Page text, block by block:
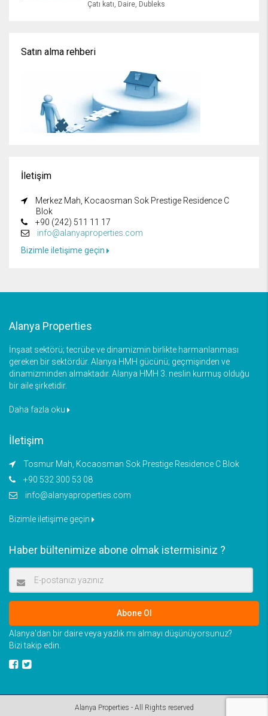
Çatı katı, Daire, Dubleks
Satın alma rehberi
İletişim
Merkez Mah, Kocaosman Sok Prestige Residence C
Blok
+90 (242) 511 11 17
info@alanyaproperties.com
Bizimle iletişime geçin
Alanya Properties
İnşaat sektörü; tecrübe ve dinamizmin birlikte harmanlanması
gereken bir sektördür. Alanya HMH gücünü; geçmişinden ve
dinamizminden almaktadır. Alanya HMH 3. neslin kurmuş olduğu
bir aile şirketidir.
Daha fazla oku
İletişim
Tosmur Mah, Kocaosman Sok Prestige Residence C Blok
+90 532 300 53 08
info@alanyaproperties.com
Bizimle iletişime geçin
Haber bültenimize abone olmak istermisiniz ?
Abone Ol
Alanya'dan bir daire veya yazlık mı almayı düşünüyorsunuz?
Bizi takip edin.
Alanya Properties - All Rights reserved